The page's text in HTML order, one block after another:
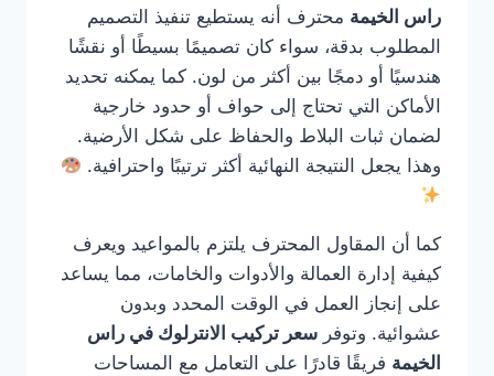
راس الخيمة محترف أنه يستطيع تنفيذ التصميم
المطلوب بدقة، سواء كان تصميمًا بسيطًا أو نقشًا
هندسيًا أو دمجًا بين أكثر من لون. كما يمكنه تحديد
الأماكن التي تحتاج إلى حواف أو حدود خارجية
لضمان ثبات البلاط والحفاظ على شكل الأرضية.
وهذا يجعل النتيجة النهائية أكثر ترتيبًا واحترافية.
كما أن المقاول المحترف يلتزم بالمواعيد ويعرف
كيفية إدارة العمالة والأدوات والخامات، مما يساعد
على إنجاز العمل في الوقت المحدد وبدون
عشوائية. وتوفر سعر تركيب الانترلوك في راس
الخيمة فريقًا قادرًا على التعامل مع المساحات